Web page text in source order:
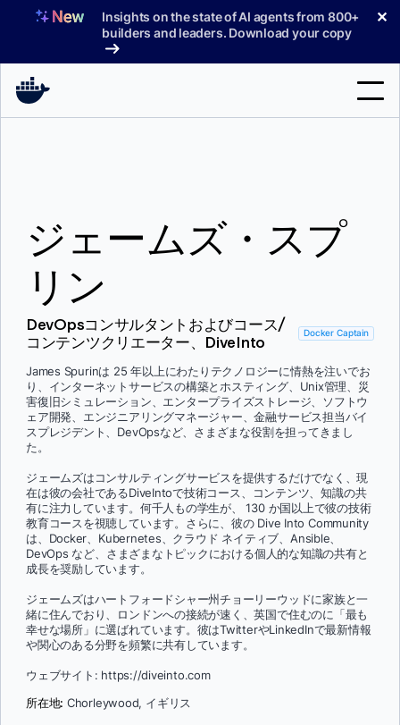
へ
Insights on the state of AI agents from 800+
builders and leaders. Download your copy
✕
料金プラン
ブログ
ドキュメント
サインイン
ジェームズ・スプ
リン
DevOpsコンサルタントおよびコース/
コンテンツクリエーター、DiveInto
Docker Captain
James Spurinは 25 年以上にわたりテクノロジーに情熱を注いでお
り、インターネットサービスの構築とホスティング、Unix管理、災
害復旧シミュレーション、エンタープライズストレージ、ソフトウ
ェア開発、エンジニアリングマネージャー、金融サービス担当バイ
スプレジデント、DevOpsなど、さまざまな役割を担ってきまし
た。
ジェームズはコンサルティングサービスを提供するだけでなく、現
在は彼の会社であるDiveIntoで技術コース、コンテンツ、知識の共
有に注力しています。何千人もの学生が、 130 か国以上で彼の技術
教育コースを視聴しています。さらに、彼の Dive Into Community
は、Docker、Kubernetes、クラウド ネイティブ、Ansible、
DevOps など、さまざまなトピックにおける個人的な知識の共有と
成長を奨励しています。
ジェームズはハートフォードシャー州チョーリーウッドに家族と一
緒に住んでおり、ロンドンへの接続が速く、英国で住むのに「最も
幸せな場所」に選ばれています。彼はTwitterやLinkedInで最新情報
や関心のある分野を頻繁に共有しています。
ウェブサイト: https://diveinto.com
所在地: Chorleywood, イギリス